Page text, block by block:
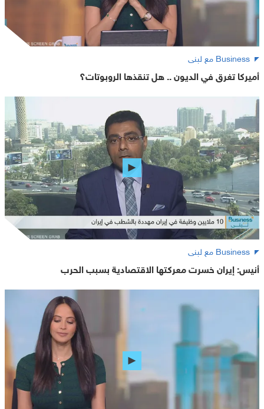
Business مع لبنى
أميركا تغرق في الديون .. هل تنقذها الروبوتات؟
Business مع لبنى
أنيس: إيران خسرت معركتها الاقتصادية بسبب الحرب